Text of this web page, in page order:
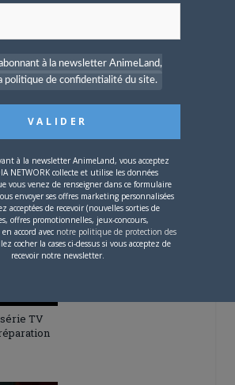
0
est
TV
à la newsletter AnimeLand,
politique de confidentialité du site.
à la newsletter AnimeLand, vous acceptez
NETWORK collecte et utilise les données
vous venez de renseigner dans ce formulaire
envoyer ses offres marketing personnalisées
acceptées de recevoir (nouvelles sorties de
offres promotionnelles, jeux-concours,
accord avec notre politique de protection des
cocher la cases ci-dessus si vous acceptez de
recevoir notre newsletter.